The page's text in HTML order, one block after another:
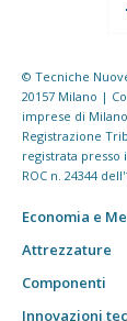
© Tecniche
20157 Milano |
imprese di
Registrazione
registrata presso
ROC n. 24344
Economia e
Attrezzature
Componenti
Innovazioni